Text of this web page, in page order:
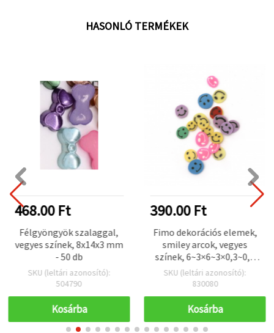
HASONLÓ TERMÉKEK
468.00 Ft
Félgyöngyök szalaggal,
vegyes színek, 8x14x3 mm
- 50 db
SKU (leltári azonosító):
504790
Kosárba
390.00 Ft
Fimo dekorációs elemek,
smiley arcok, vegyes
színek, 6~3×6~3×0,3~0,7
mm – 20 g
SKU (leltári azonosító):
830080
Kosárba